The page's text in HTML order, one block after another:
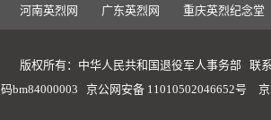
河南英烈网 广东英烈网 重庆英烈纪念堂
版权所有：中华人民共和国退役军人事务部 联
bm84000003 京公网安备 11010502046652号